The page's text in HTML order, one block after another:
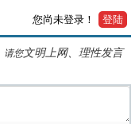
您尚未登录！ 登陆
请您文明上网、理性发言